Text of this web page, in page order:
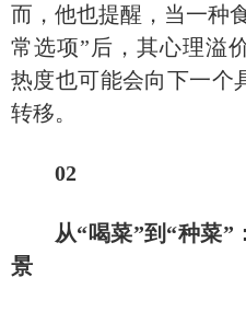
而，他也提醒，当一种
常选项”后，其心理溢
热度也可能会向下一个
转移。
02
从“喝菜”到“种菜”
景